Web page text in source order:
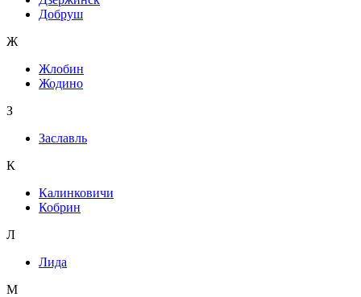
Добруш
Ж
Жлобин
Жодино
З
Заславль
К
Калинковичи
Кобрин
Л
Лида
М